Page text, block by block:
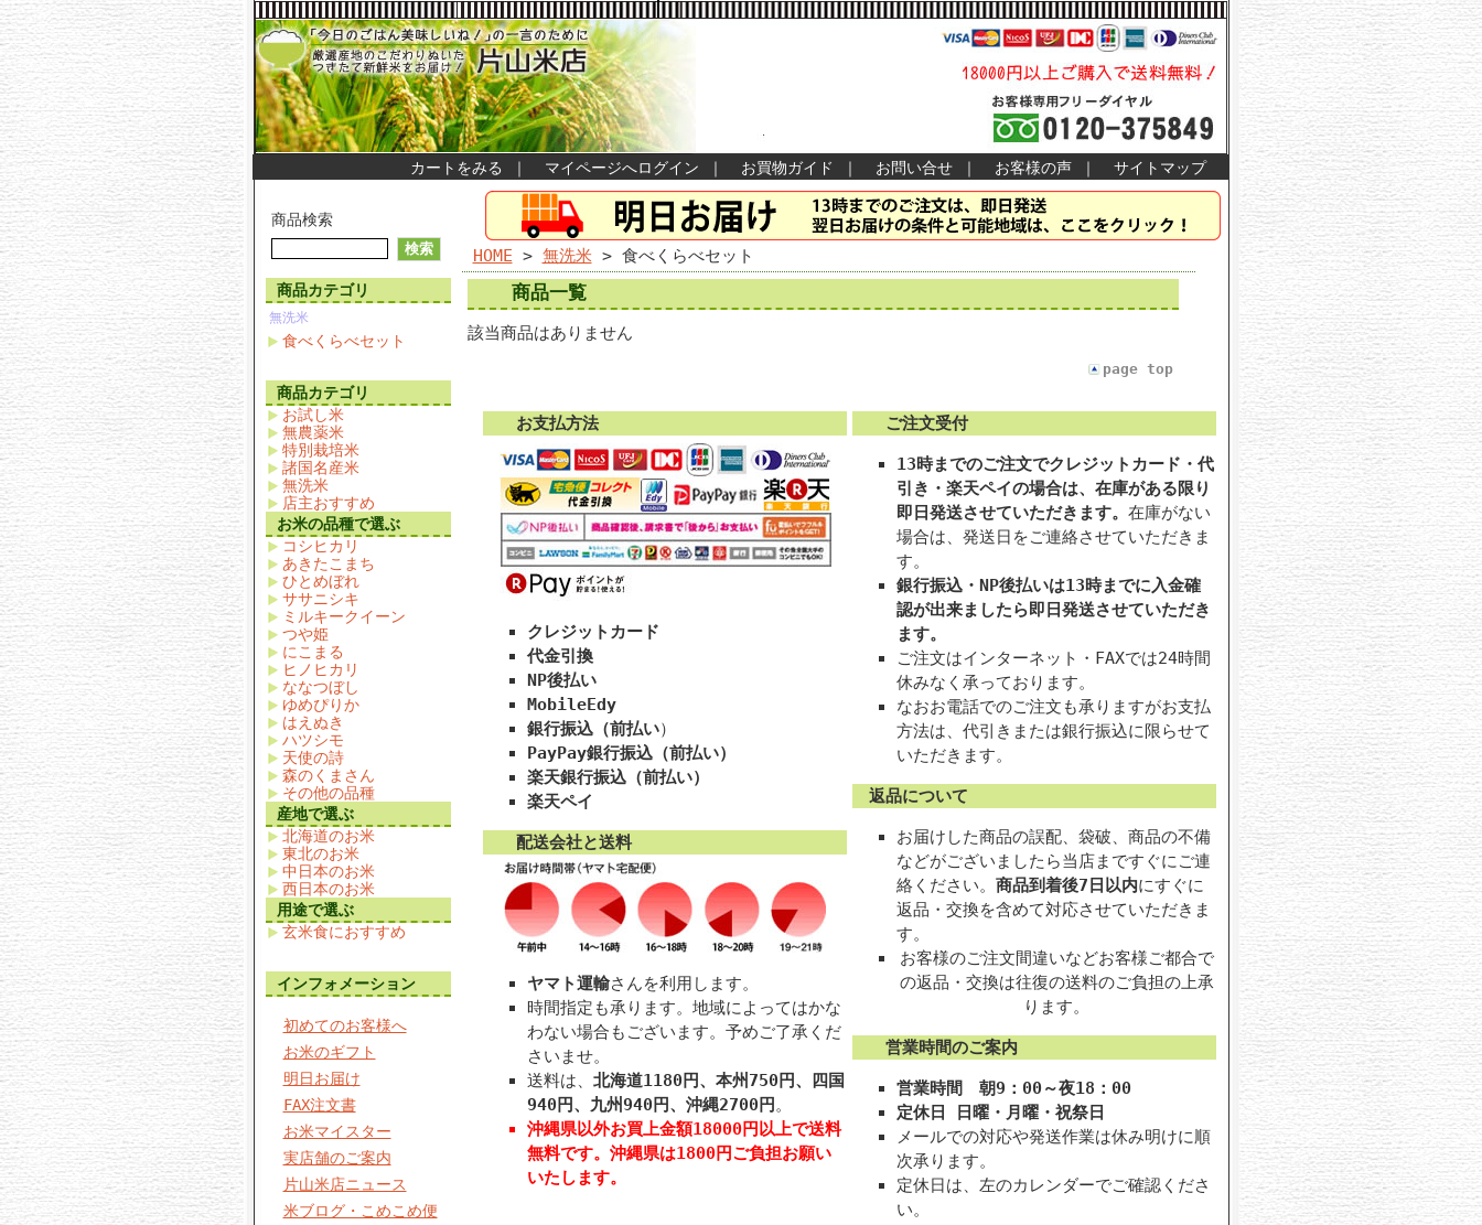
カートをみる ｜ マイページへログイン ｜ お買物ガイド ｜ お問い合せ｜ お客様の声｜ サイトマップ
商品検索
商品カテゴリ
無洗米
食べくらべセット
商品カテゴリ
お試し米
無農薬米
特別栽培米
諸国名産米
無洗米
店主おすすめ
お米の品種で選ぶ
コシヒカリ
あきたこまち
ひとめぼれ
ササニシキ
ミルキークイーン
つや姫
にこまる
ヒノヒカリ
ななつぼし
ゆめぴりか
はえぬき
ハツシモ
天使の詩
森のくまさん
その他の品種
産地で選ぶ
北海道のお米
東北のお米
中日本のお米
西日本のお米
用途で選ぶ
玄米食におすすめ
インフォメーション
初めてのお客様へ
お米のギフト
明日お届け
FAX注文書
お米マイスター
実店舗のご案内
片山米店ニュース
米ブログ・こめこめ便
HOME > 無洗米> 食べくらべセット
商品一覧
該当商品はありません
page top
お支払方法
クレジットカード
代金引換
NP後払い
MobileEdy
銀行振込（前払い）
PayPay銀行振込（前払い）
楽天銀行振込（前払い）
楽天ペイ
配送会社と送料
ヤマト運輸さんを利用します。
時間指定も承ります。地域によってはかな
わない場合もございます。予めご了承くだ
さいませ。
送料は、 北海道1180円、本州750円、四国
940円、九州940円、沖縄2700円。
沖縄県以外お買上金額18000円以上で送料
無料です。 沖縄県は1800円ご負担お願い
いたします。
ご注文受付
13時までのご注文でクレジットカード・代
引き・楽天ペイの場合は、在庫がある限り
即日発送させていただきます。 在庫がない
場合は、発送日をご連絡させていただきま
す。
銀行振込・NP後払いは13時までに入金確
認が出来ましたら即日発送させていただき
ます。
ご注文はインターネット・FAXでは24時間
休みなく承っております。
なおお電話でのご注文も承りますがお支払
方法は、代引きまたは銀行振込に限らせて
いただきます。
返品について
お届けした商品の誤配、袋破、商品の不備
などがございましたら当店まですぐにご連
絡ください。 商品到着後7日以内にすぐに
返品・交換を含めて対応させていただきま
す。
お客様のご注文間違いなどお客様ご都合で
の返品・交換は往復の送料のご負担の上承
ります。
営業時間のご案内
営業時間 朝9：00～夜18：00
定休日 日曜・月曜・祝祭日
メールでの対応や発送作業は休み明けに順
次承ります。
定休日は、左のカレンダーでご確認くださ
い。